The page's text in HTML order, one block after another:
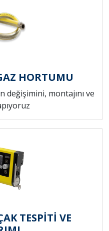
HORTUMU
değişimini, montajını ve
TESPİTİ VE